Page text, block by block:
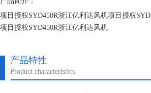
项目授权SYD450R浙江亿利达风机项目授权
项目授权SYD450R浙江亿利达风机
产品特性
Product characteristics